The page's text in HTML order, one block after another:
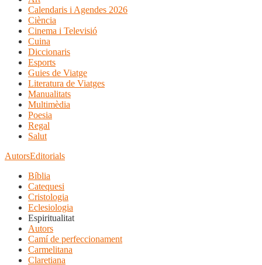
Calendaris i Agendes 2026
Ciència
Cinema i Televisió
Cuina
Diccionaris
Esports
Guies de Viatge
Literatura de Viatges
Manualitats
Multimèdia
Poesia
Regal
Salut
AutorsEditorials
Bíblia
Catequesi
Cristologia
Eclesiologia
Espiritualitat
Autors
Camí de perfeccionament
Carmelitana
Claretiana